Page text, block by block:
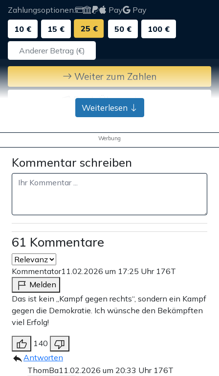
Zahlungsoptionen: Pay
Pay
10 €
15 € 25 € 50 € 100 €
Weiter zum Zahlen
Bank-Überweisung
Weiterlesen
Werbung
Kommentar schreiben
61 Kommentare
Kommentator11.02.2026 um 17:25 Uhr 176T
Melden
Das ist kein „Kampf gegen rechts“, sondern ein Kampf
gegen die Demokratie. Ich wünsche den Bekämpften
viel Erfolg!
140
Antworten
ThomBa11.02.2026 um 20:33 Uhr 176T